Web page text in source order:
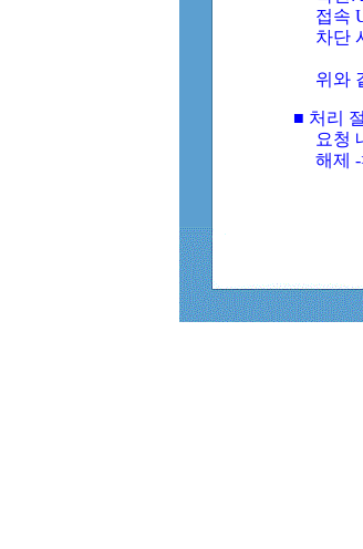
접속
차단
위와
■ 처리
요청
해제